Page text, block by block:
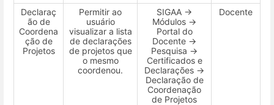
Declaraç
ão de
Coordena
ção de
Projetos
Permitir ao
usuário
visualizar a lista
de declarações
de projetos que
o mesmo
coordenou.
SIGAA →
Módulos →
Portal do
Docente →
Pesquisa →
Certificados e
Declarações →
Declaração de
Coordenação
de Projetos
Docente